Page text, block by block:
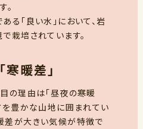
。
る「良い水」において、岩
栽培されています。
暖差」
の理由は「昼夜の寒暖
を豊かな山地に囲まれてい
が大きい気候が特徴で